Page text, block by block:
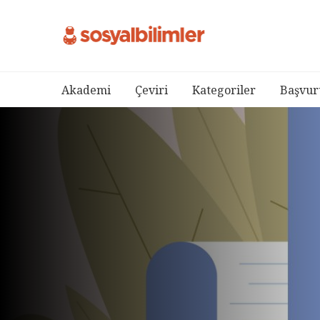
Akademi Çeviri Kategoriler